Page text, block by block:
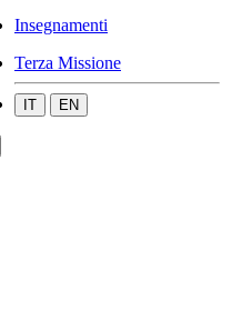
Insegnamenti
Terza Missione
IT EN